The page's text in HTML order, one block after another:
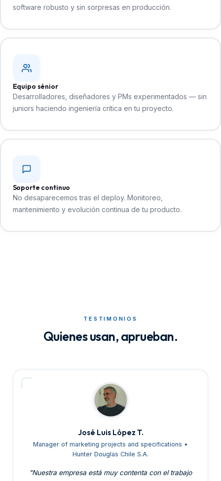
software robusto y sin sorpresas en producción.
Equipo sénior
Desarrolladores, diseñadores y PMs experimentados — sin
juniors haciendo ingeniería crítica en tu proyecto.
Soporte continuo
No desaparecemos tras el deploy. Monitoreo,
mantenimiento y evolución continua de tu producto.
TESTIMONIOS
Quienes usan, aprueban.
José Luis López T.
Manager of marketing projects and specifications •
Hunter Douglas Chile S.A.
"Nuestra empresa está muy contenta con el trabajo